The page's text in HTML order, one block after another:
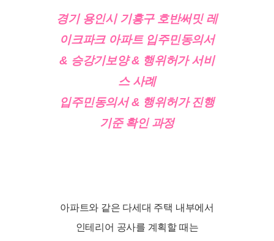
경기 용인시 기흥구 호반써밋 레
이크파크 아파트 입주민동의서
& 승강기보양 & 행위허가 서비
스 사례
입주민동의서 & 행위허가 진행
기준 확인 과정
아파트와 같은 다세대 주택 내부에서
인테리어 공사를 계획할 때는